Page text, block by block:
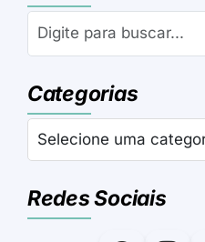
Categorias
Redes Sociais